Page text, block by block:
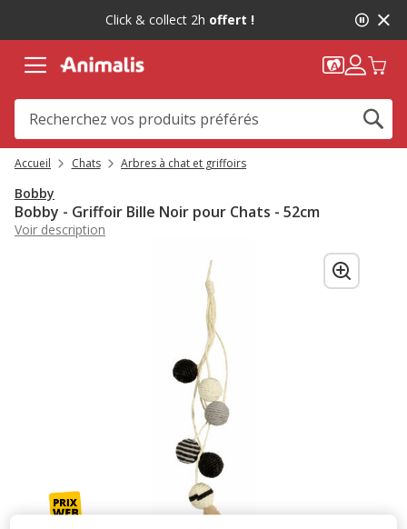
message,
Click & collect 2h offert !
Accueil Chats Arbres à chat et griffoirs
Bobby
Bobby - Griffoir Bille Noir pour Chats - 52cm
Voir description